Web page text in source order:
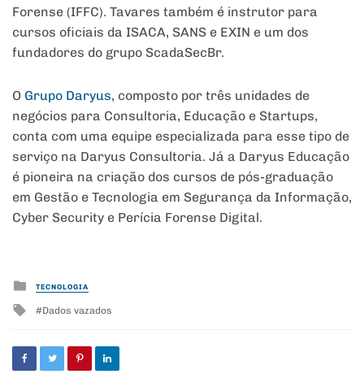
Forense (IFFC). Tavares também é instrutor para
cursos oficiais da ISACA, SANS e EXIN e um dos
fundadores do grupo ScadaSecBr.
O Grupo Daryus, composto por três unidades de
negócios para Consultoria, Educação e Startups,
conta com uma equipe especializada para esse tipo de
serviço na Daryus Consultoria. Já a Daryus Educação
é pioneira na criação dos cursos de pós-graduação
em Gestão e Tecnologia em Segurança da Informação,
Cyber Security e Perícia Forense Digital.
Posted
in
TECNOLOGIA
Tagged
Dados vazados